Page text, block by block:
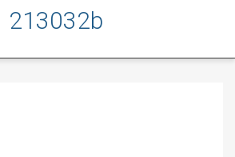
213032b